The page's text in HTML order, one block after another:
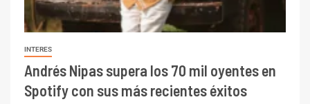
INTERES
Andrés Nipas supera los 70 mil oyentes en
Spotify con sus más recientes éxitos